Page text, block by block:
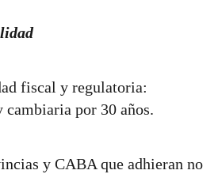
fiscal y regulatoria:
por 30 años.
y CABA que adhieran no